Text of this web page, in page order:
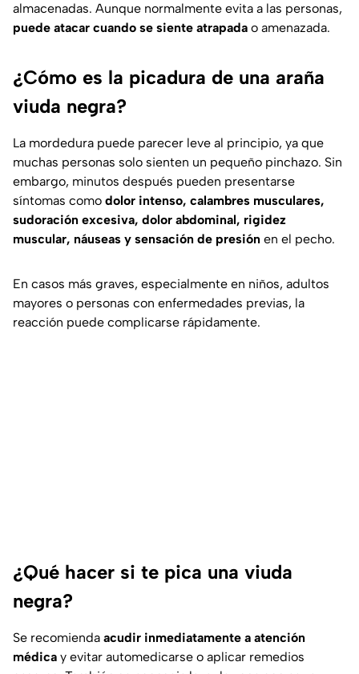
almacenadas. Aunque normalmente evita a las personas,
puede atacar cuando se siente atrapada o amenazada.
¿Cómo es la picadura de una araña
viuda negra?
La mordedura puede parecer leve al principio, ya que
muchas personas solo sienten un pequeño pinchazo. Sin
embargo, minutos después pueden presentarse
síntomas como dolor intenso, calambres musculares,
sudoración excesiva, dolor abdominal, rigidez
muscular, náuseas y sensación de presión en el pecho.
En casos más graves, especialmente en niños, adultos
mayores o personas con enfermedades previas, la
reacción puede complicarse rápidamente.
¿Qué hacer si te pica una viuda
negra?
Se recomienda acudir inmediatamente a atención
médica y evitar automedicarse o aplicar remedios